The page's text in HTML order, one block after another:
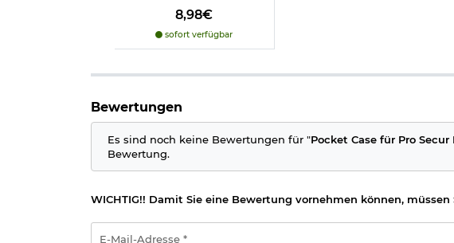
8,98€
sofort verfügbar
Bewertungen
Es sind noch keine Bewertungen für "Pocket Case für Pro
Bewertung.
WICHTIG!! Damit Sie eine Bewertung vornehmen können,